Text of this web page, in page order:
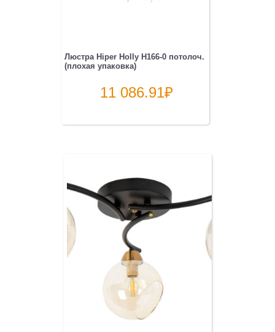
Люстра Hiper Holly H166-0 потолоч.
(плохая упаковка)
11 086.91₽